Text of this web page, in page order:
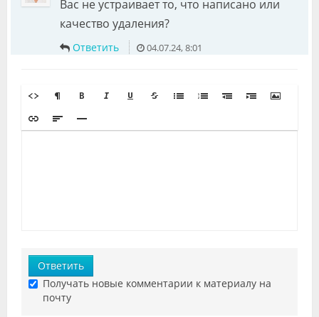
Вас не устраивает то, что написано или
качество удаления?
Ответить 04.07.24, 8:01
Ответить
Получать новые комментарии к материалу на
почту